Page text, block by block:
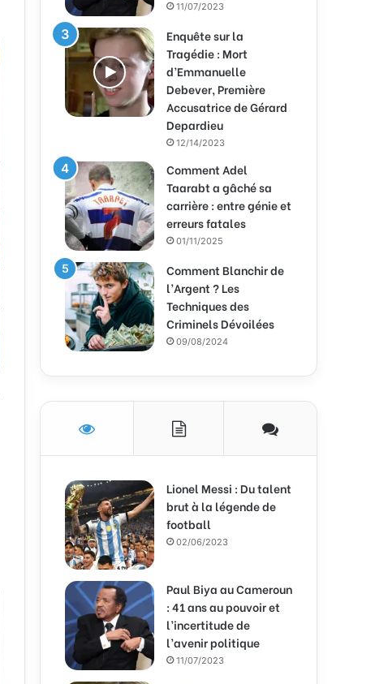
11/07/2023
Enquête sur la
Tragédie : Mort
d’Emmanuelle
Debever, Première
Accusatrice de Gérard
Depardieu
12/14/2023
Comment Adel
Taarabt a gâché sa
carrière : entre génie et
erreurs fatales
01/11/2025
Comment Blanchir de
l’Argent ? Les
Techniques des
Criminels Dévoilées
09/08/2024
Lionel Messi : Du talent
brut à la légende de
football
02/06/2023
Paul Biya au Cameroun
: 41 ans au pouvoir et
l’incertitude de
l’avenir politique
11/07/2023